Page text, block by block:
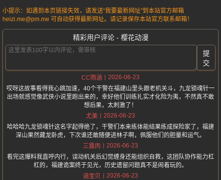
小提示：如遇到本页链接失效，请发送“我要最新网址”到本站官方邮箱
heizi.me@pm.me 可自动获得最新网址。请记录保存本站官方联系邮箱！
精彩用户评论 - 樱花动漫
提
交
CC雨涵
2026-06-23
哎呀这故事看得我心跳加速，40个干警在福建山里头跟老机关斗，九龙锁魂针一
出场就感觉像武侠小说里跑出来的，幸好他们训练扎实才化险为夷，不然真不敢
想后果，太刺激了！
尤美
2026-06-23
哈哈哈九龙锁魂针这名字起得绝了，干警们本来练体能结果练成探险家了，福建
深山果然藏龙卧虎，下次谁还敢随便进林子啊，佩服他们的胆量和运气。
三露肉
2026-06-23
看完这爆料我直呼内行，误动机关后幻觉缠身还能组织自救，这团队协作能力杠
杠的，福建诡案终于见光，历史遗留问题真不是闹着玩的。
涵宝贝
2026-06-23